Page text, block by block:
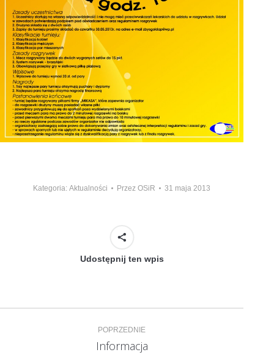
Kategoria: Aktualności Przez OSiR 31 maja 2013
Udostępnij ten wpis
NawigacjaPOPRZEDNIE
Poprzedni
wpis:
Informacja